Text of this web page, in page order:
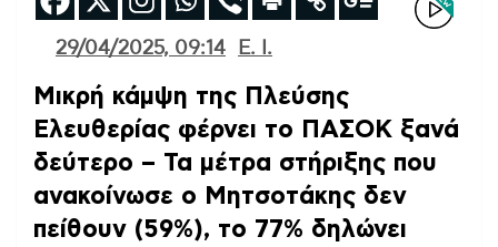
29/04/2025, 09:14 E. Ι.
Μικρή κάμψη της Πλεύσης
Ελευθερίας φέρνει το ΠΑΣΟΚ ξανά
δεύτερο – Τα μέτρα στήριξης που
ανακοίνωσε ο Μητσοτάκης δεν
πείθουν (59%), το 77% δηλώνει